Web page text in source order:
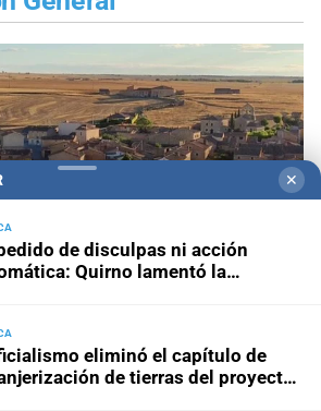
de Muñó: el pueblito donde
el mismo día
✕
de disculpas ni acción
Quirno lamentó la
eliminó el capítulo de
de tierras del proyecto